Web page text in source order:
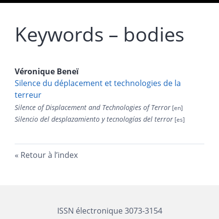
Keywords – bodies
Véronique Beneï
Silence du déplacement et technologies de la
terreur
Silence of Displacement and Technologies of Terror
Silencio del desplazamiento y tecnologías del terror
Retour à l’index
ISSN électronique 3073-3154